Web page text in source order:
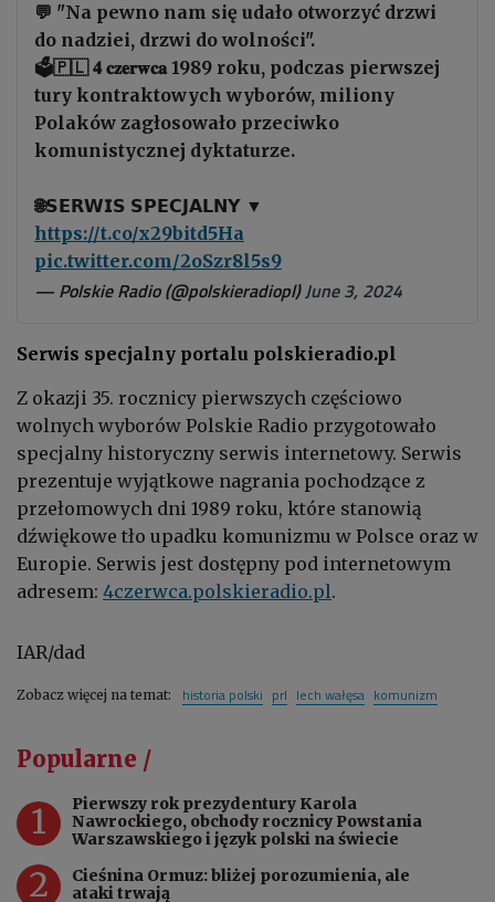
💬 "Na pewno nam się udało otworzyć drzwi
do nadziei, drzwi do wolności".
🗳️🇵🇱 𝟒 𝐜𝐳𝐞𝐫𝐰𝐜𝐚 1989 roku, podczas pierwszej
tury kontraktowych wyborów, miliony
Polaków zagłosowało przeciwko
komunistycznej dyktaturze.
🌐𝗦𝗘𝗥𝗪𝗜𝗦 𝗦𝗣𝗘𝗖𝗝𝗔𝗟𝗡𝗬 ▼
https://t.co/x29bitd5Ha
pic.twitter.com/2oSzr8l5s9
— Polskie Radio (@polskieradiopl)June 3, 2024
Serwis specjalny portalu polskieradio.pl
Z okazji 35. rocznicy pierwszych częściowo
wolnych wyborów Polskie Radio przygotowało
specjalny historyczny serwis internetowy. Serwis
prezentuje wyjątkowe nagrania pochodzące z
przełomowych dni 1989 roku, które stanowią
dźwiękowe tło upadku komunizmu w Polsce oraz w
Europie. Serwis jest dostępny pod internetowym
adresem: 4czerwca.polskieradio.pl.
IAR/dad
Zobacz więcej na temat: historia polski prl lech wałęsa komunizm
Popularne /
1
Pierwszy rok prezydentury Karola
Nawrockiego, obchody rocznicy Powstania
Warszawskiego i język polski na świecie
2
Cieśnina Ormuz: bliżej porozumienia, ale
ataki trwają